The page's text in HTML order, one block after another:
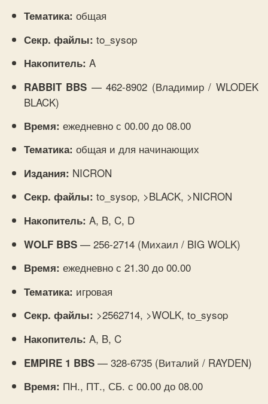
Тематика: общая
Секр. файлы: to_sysop
Накопитель: A
RABBIT BBS — 462-8902 (Владимир / WLODEK
BLACK)
Время: ежедневно с 00.00 до 08.00
Тематика: общая и для начинающих
Издания: NICRON
Секр. файлы: to_sysop, >BLACK, >NICRON
Накопитель: A, B, C, D
WOLF BBS— 256-2714 (Михаил / BIG WOLK)
Время: ежедневно с 21.30 до 00.00
Тематика: игровая
Секр. файлы: >2562714, >WOLK, to_sysop
Накопитель: A, B, C
EMPIRE 1 BBS— 328-6735 (Виталий / RAYDEN)
Время: ПН., ПТ., СБ. с 00.00 до 08.00